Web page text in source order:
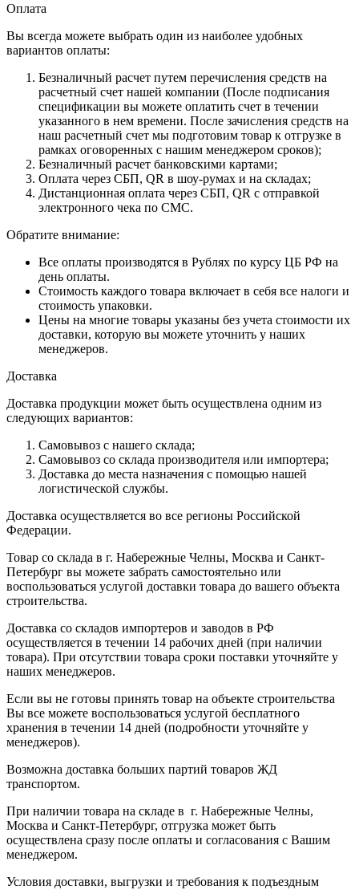
Оплата
Вы всегда можете выбрать один из наиболее удобных
вариантов оплаты:
Безналичный расчет путем перечисления средств на
расчетный счет нашей компании (После подписания
спецификации вы можете оплатить счет в течении
указанного в нем времени. После зачисления средств на
наш расчетный счет мы подготовим товар к отгрузке в
рамках оговоренных с нашим менеджером сроков);
Безналичный расчет банковскими картами;
Оплата через СБП, QR в шоу-румах и на складах;
Дистанционная оплата через СБП, QR с отправкой
электронного чека по СМС.
Обратите внимание:
Все оплаты производятся в Рублях по курсу ЦБ РФ на
день оплаты.
Стоимость каждого товара включает в себя все налоги и
стоимость упаковки.
Цены на многие товары указаны без учета стоимости их
доставки, которую вы можете уточнить у наших
менеджеров.
Доставка
Доставка продукции может быть осуществлена одним из
следующих вариантов:
Самовывоз с нашего склада;
Самовывоз со склада производителя или импортера;
Доставка до места назначения с помощью нашей
логистической службы.
Доставка осуществляется во все регионы Российской
Федерации.
Товар со склада в г. Набережные Челны, Москва и Санкт-
Петербург вы можете забрать самостоятельно или
воспользоваться услугой доставки товара до вашего объекта
строительства.
Доставка со складов импортеров и заводов в РФ
осуществляется в течении 14 рабочих дней (при наличии
товара). При отсутствии товара сроки поставки уточняйте у
наших менеджеров.
Если вы не готовы принять товар на объекте строительства
Вы все можете воспользоваться услугой бесплатного
хранения в течении 14 дней (подробности уточняйте у
менеджеров).
Возможна доставка больших партий товаров ЖД
транспортом.
При наличии товара на складе в г. Набережные Челны,
Москва и Санкт-Петербург, отгрузка может быть
осуществлена сразу после оплаты и согласования с Вашим
менеджером.
Условия доставки, выгрузки и требования к подъездным